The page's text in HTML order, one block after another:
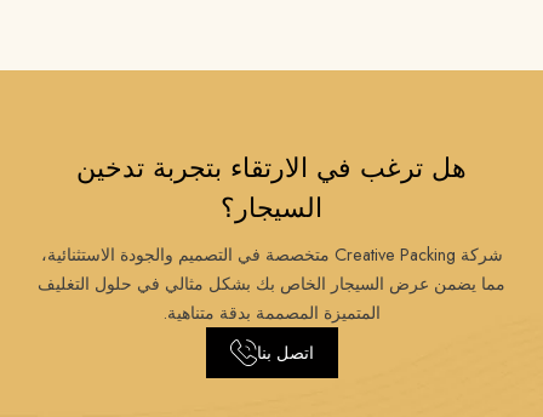
هل ترغب في الارتقاء بتجربة تدخين
السيجار؟
شركة Creative Packing متخصصة في التصميم والجودة الاستثنائية،
مما يضمن عرض السيجار الخاص بك بشكل مثالي في حلول التغليف
المتميزة المصممة بدقة متناهية.
اتصل بنا